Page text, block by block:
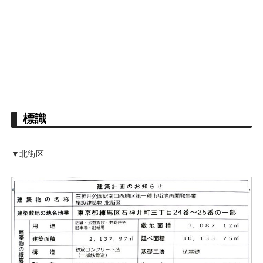
標識
▼北街区